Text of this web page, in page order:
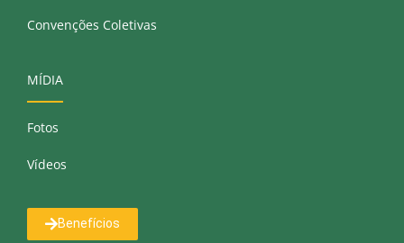
Convenções Coletivas
MÍDIA
Fotos
Vídeos
Benefícios